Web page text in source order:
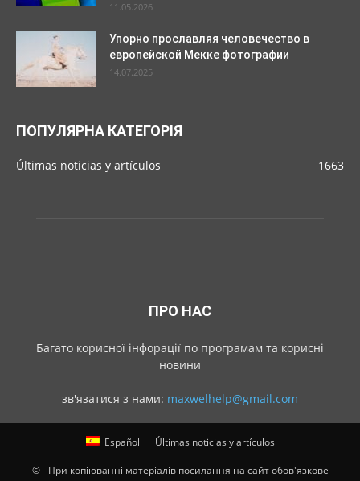
11.05.2026
Упорно прославляя человечество в
европейской Мекке фотографии
14.07.2025
ПОПУЛЯРНА КАТЕГОРІЯ
Últimas noticias y artículos 1663
ПРО НАС
Багато корисної інфорації по програмам та корисні
новини
зв'язатися з нами: maxwelhelp@gmail.com
Español Últimas noticias y artículos
© - При копіюванні матеріалів посилання на сайт обов'язкове